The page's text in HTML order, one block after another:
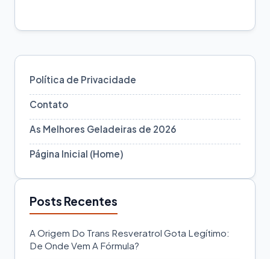
Política de Privacidade
Contato
As Melhores Geladeiras de 2026
Página Inicial (Home)
Posts Recentes
A Origem Do Trans Resveratrol Gota Legítimo:
De Onde Vem A Fórmula?